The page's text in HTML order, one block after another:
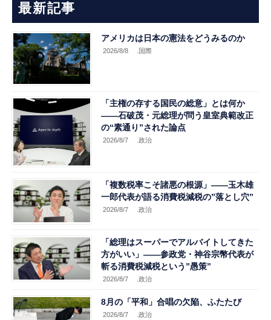
最新記事
アメリカは日本の憲法をどうみるのか
2026/8/8 .国際
「主権の存する国民の総意」とは何か
――石破茂・元総理が問う皇室典範改正
の“素通り”された論点
2026/8/7 .政治
「複数税率こそ諸悪の根源」――玉木雄
一郎代表が語る消費税減税の”落とし穴”
2026/8/7 .政治
「総理はスーパーでアルバイトしてきた
方がいい」――参政党・神谷宗幣代表が
斬る消費税減税という”愚策”
2026/8/7 .政治
8月の「平和」合唱の欠陥、ふたたび
2026/8/7 .政治